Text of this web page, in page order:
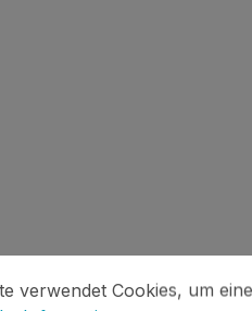
Cookies, um eine
verwendet Cookies, um